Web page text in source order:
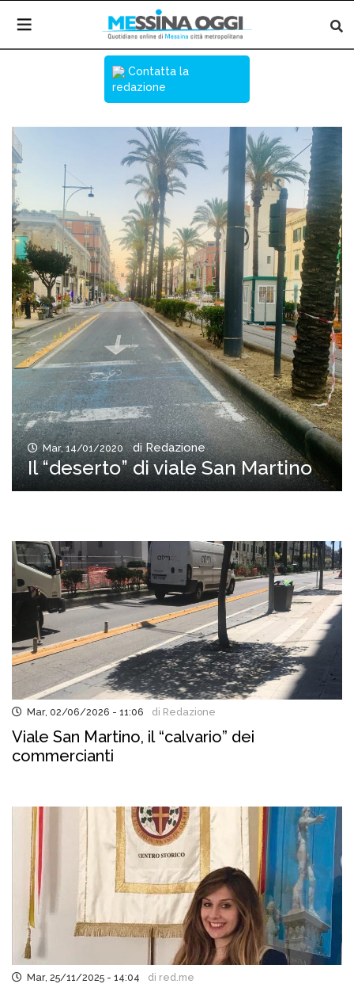
Contatta la
redazione
Mar, 14/01/2020 di Redazione
Il “deserto” di viale San Martino
Mar, 02/06/2026 - 11:06 di Redazione
Viale San Martino, il “calvario” dei
commercianti
Mar, 25/11/2025 - 14:04 di red.me